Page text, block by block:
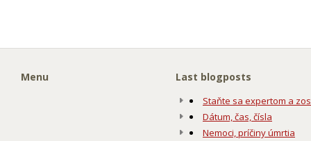
Menu Last blogposts
Staňte sa expertom a
Dátum, čas, čísla
Nemoci, príčiny úmrtia